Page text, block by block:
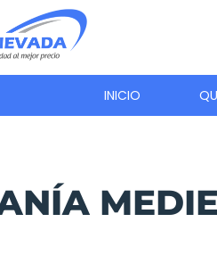
INICIO